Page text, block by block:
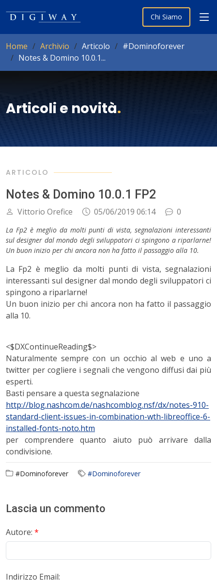
Chi Siamo
Home Archivio Articolo
#Dominoforever
Notes & Domino 10.0.1...
Articoli e novità.
ARTICOLO
Notes & Domino 10.0.1 FP2
Vittorio Orefice 05/06/2019 06:14 0
La Fp2 è meglio da molti punti di vista, segnalazioni interessanti
sul designer dal mondo degli sviluppatori ci spingono a riparlarne!
Un buon inizio per chi ancora non ha fatto il passaggio alla 10.
La Fp2 è meglio da molti punti di vista, segnalazioni
interessanti sul designer dal mondo degli sviluppatori ci
spingono a riparlarne!
Un buon inizio per chi ancora non ha fatto il passaggio
alla 10.
<$DXContinueReading$>
Naturalmente sempre con un occhio al web e uno a
twitter per cogliere i segnali che vengono diffusi dai più
esperti.
Basti pensare a questa segnalazione
http://blog.nashcom.de/nashcomblog.nsf/dx/notes-910-
standard-client-issues-in-combination-wth-libreoffice-6-
installed-fonts-noto.htm
per comprendere quanto aiuto può arrivare dalla
condivisione.
#Dominoforever #Dominoforever
Lascia un commento
Autore: *
Indirizzo Email: